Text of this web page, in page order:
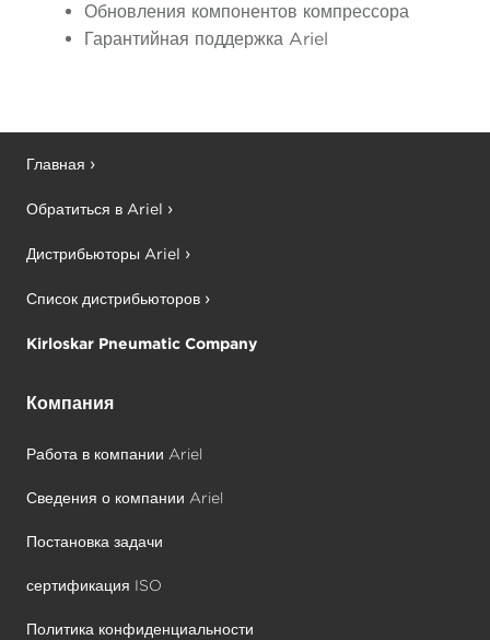
Обновления компонентов компрессора
Гарантийная поддержка Ariel
Главная
Обратиться в Ariel
Дистрибьюторы Ariel
Список дистрибьюторов
Kirloskar Pneumatic Company
Компания
Работа в компании Ariel
Сведения о компании Ariel
Постановка задачи
сертификация ISO
Политика конфиденциальности